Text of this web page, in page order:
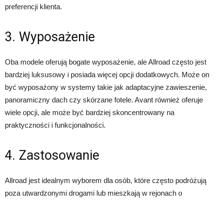
preferencji klienta.
3. Wyposażenie
Oba modele oferują bogate wyposażenie, ale Allroad często jest
bardziej luksusowy i posiada więcej opcji dodatkowych. Może on
być wyposażony w systemy takie jak adaptacyjne zawieszenie,
panoramiczny dach czy skórzane fotele. Avant również oferuje
wiele opcji, ale może być bardziej skoncentrowany na
praktyczności i funkcjonalności.
4. Zastosowanie
Allroad jest idealnym wyborem dla osób, które często podróżują
poza utwardzonymi drogami lub mieszkają w rejonach o